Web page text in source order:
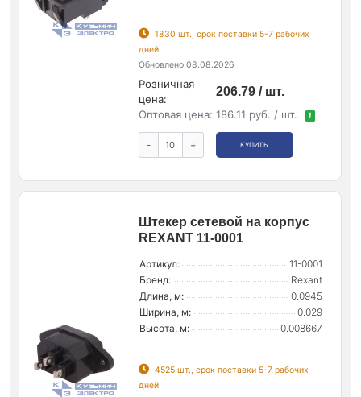
1830 шт., срок поставки 5-7 рабочих
дней
Обновлено 08.08.2026
Розничная
цена:
206.79 / шт.
Оптовая цена: 186.11 руб. / шт. !
- + КУПИТЬ
Штекер сетевой на корпус
REXANT 11-0001
Артикул:
11-0001
Бренд:
Rexant
Длина, м:
0.0945
Ширина, м:
0.029
Высота, м:
0.008667
4525 шт., срок поставки 5-7 рабочих
дней